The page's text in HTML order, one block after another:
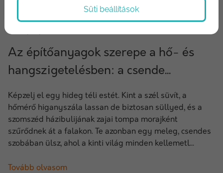
Az építőanyagok szerepe a hő- és
hangszigetelésben: a csende...
Képzelj el egy hideg téli estét. Kint a szél süvít, a
hőmérő higanyszála lassan de biztosan süllyed, és a
szomszéd házibulijának zajai tompa morajként
szűrődnek át a falakon. Te azonban egy meleg, csendes
szobában ülsz, ahol a kinti világ minden kellemetl...
Tovább olvasom
Süti beállítások